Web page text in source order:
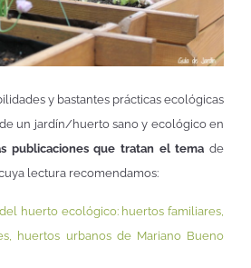
y bastantes prácticas ecológicas
un jardín/huerto sano y ecológico en
publicaciones que tratan el tema de
lectura recomendamos:
huerto ecológico: huertos familiares,
huertos urbanos de Mariano Bueno